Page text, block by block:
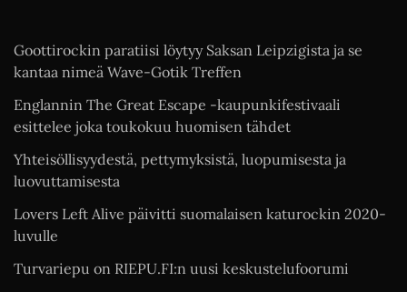
Goottirockin paratiisi löytyy Saksan Leipzigista ja se
kantaa nimeä Wave-Gotik Treffen
Englannin The Great Escape -kaupunkifestivaali
esittelee joka toukokuu huomisen tähdet
Yhteisöllisyydestä, pettymyksistä, luopumisesta ja
luovuttamisesta
Lovers Left Alive päivitti suomalaisen katurockin 2020-
luvulle
Turvariepu on RIEPU.FI:n uusi keskustelufoorumi